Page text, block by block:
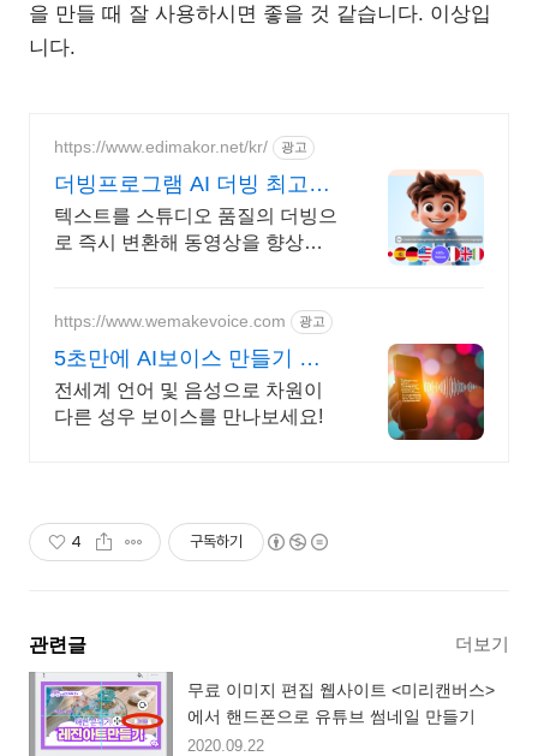
을 만들 때 잘 사용하시면 좋을 것 같습니다. 이상입
니다.
https://www.edimakor.net/kr/ 광고
더빙프로그램 AI 더빙 최고의
동영상 편집기!
텍스트를 스튜디오 품질의 더빙으
로 즉시 변환해 동영상을 향상시
가장 맞는 목소리를 선택 가능.
https://www.wemakevoice.com 광고
5초만에 AI보이스 만들기 서
비스 불만족시 무조건 환불
전세계 언어 및 음성으로 차원이
다른 성우 보이스를 만나보세요!
4 구독하기
관련글 더보기
무료 이미지 편집 웹사이트 <미리캔버스>
에서 핸드폰으로 유튜브 썸네일 만들기
2020.09.22